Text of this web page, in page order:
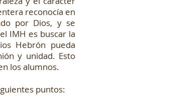
reconocía en
por Dios, y se
IMH es buscar la
Hebrón pueda
y unidad. Esto
los alumnos.
puntos:​